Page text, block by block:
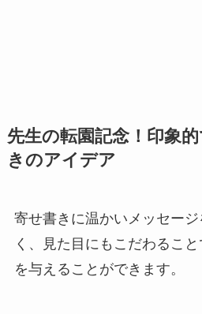
先生の転園記念！印象
きのアイデア
寄せ書きに温かいメッセー
く、見た目にもこだわるこ
を与えることができます。